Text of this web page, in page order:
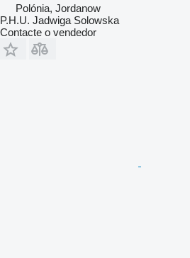
Polónia, Jordanow
P.H.U. Jadwiga Solowska
Contacte o vendedor